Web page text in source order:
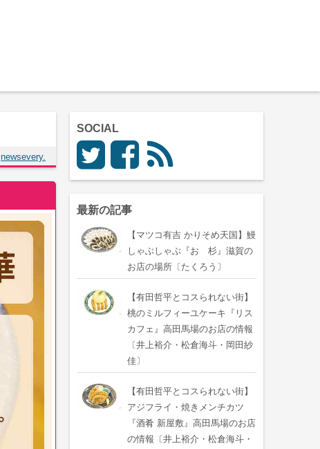
newsevery.
SOCIAL
最新の記事
【マツコ有吉 かりそめ天国】鰻
しゃぶしゃぶ『おゝ杉』滋賀の
お店の場所〔たくろう〕
【有田哲平とコスられない街】
桃のミルフィーユケーキ『リス
カフェ』高田馬場のお店の情報
〔井上裕介・松倉海斗・岡田紗
佳〕
【有田哲平とコスられない街】
アジフライ・焼きメンチカツ
『酒肴 新屋敷』高田馬場のお店
の情報〔井上裕介・松倉海斗・